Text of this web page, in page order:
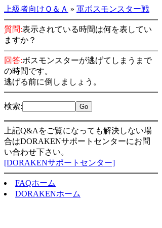
上級者向けＱ＆Ａ » 軍ボスモンスター戦
質問:表示されている時間は何を表してい
ますか？
回答:ボスモンスターが逃げてしまうまで
の時間です。
逃げる前に倒しましょう。
検索:
上記Q&Aをご覧になっても解決しない場
合はDORAKENサポートセンターにお問
い合わせ下さい。
[DORAKENサポートセンター]
FAQホーム
DORAKENホーム